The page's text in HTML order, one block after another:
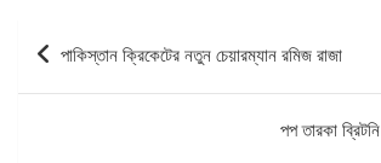
পোস্ট
ন্যাভিগেশন
পাকিস্তান ক্রিকেটের নতুন চেয়ারম্যান রমিজ রাজা
পপ তারকা ব্রিটনি